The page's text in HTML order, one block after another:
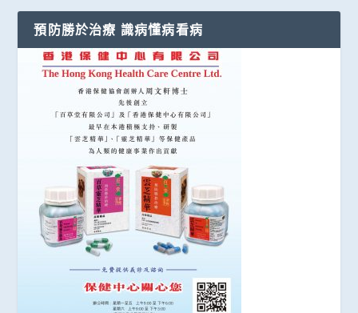
預防勝於治療 識病懂病看病